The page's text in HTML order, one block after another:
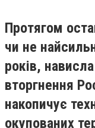
Протягом
чи не
років,
вторгнення
накопичує
окупованих